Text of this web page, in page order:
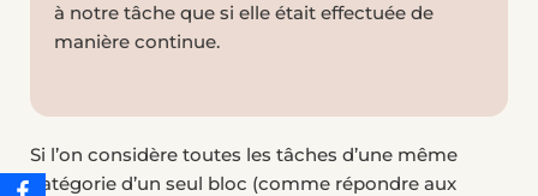
à notre tâche que si elle était effectuée de
manière continue.
Si l’on considère toutes les tâches d’une même
catégorie d’un seul bloc (comme répondre aux